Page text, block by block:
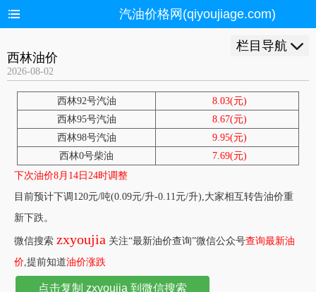
汽油价格网(qiyoujiage.com)
栏目导航
西林油价
2026-08-02
西林92号汽油
8.03(元)
西林95号汽油
8.67(元)
西林98号汽油
9.95(元)
西林0号柴油
7.69(元)
下次油价8月14日24时调整
目前预计下调120元/吨(0.09元/升-0.11元/升),大家相互转告油价重
新下跌。
微信搜索 zxyoujia 关注“最新油价查询”微信公众号查询最新油
价,提前知道油价涨跌
点击复制 zxyoujia 到微信搜索